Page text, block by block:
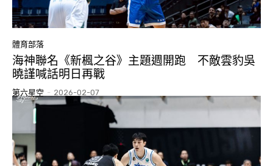
體育部落
海神聯名《新楓之谷》主題週開跑 不敵雲豹吳
曉謹喊話明日再戰
第六星空 - 2026-02-07